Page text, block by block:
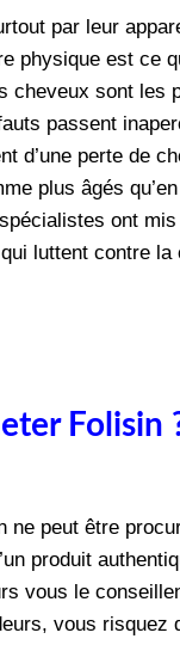
par leur
physique est ce
cheveux sont les
passent
d’une perte de
plus âgés
ont
luttent contre
Folisin
peut être
produit
vous le
vous risquez